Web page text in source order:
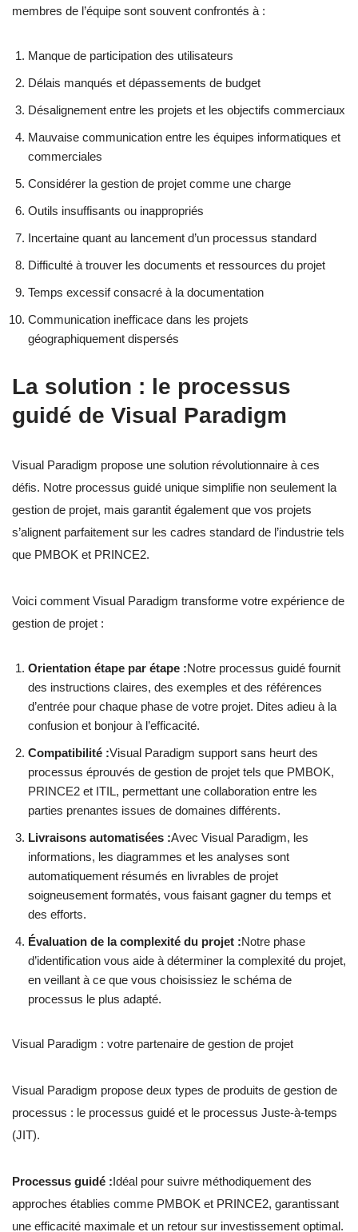
membres de l’équipe sont souvent confrontés à :
Manque de participation des utilisateurs
Délais manqués et dépassements de budget
Désalignement entre les projets et les objectifs commerciaux
Mauvaise communication entre les équipes informatiques et
commerciales
Considérer la gestion de projet comme une charge
Outils insuffisants ou inappropriés
Incertaine quant au lancement d’un processus standard
Difficulté à trouver les documents et ressources du projet
Temps excessif consacré à la documentation
Communication inefficace dans les projets
géographiquement dispersés
La solution : le processus
guidé de Visual Paradigm
Visual Paradigm propose une solution révolutionnaire à ces
défis. Notre processus guidé unique simplifie non seulement la
gestion de projet, mais garantit également que vos projets
s’alignent parfaitement sur les cadres standard de l’industrie tels
que PMBOK et PRINCE2.
Voici comment Visual Paradigm transforme votre expérience de
gestion de projet :
Orientation étape par étape :Notre processus guidé fournit
des instructions claires, des exemples et des références
d’entrée pour chaque phase de votre projet. Dites adieu à la
confusion et bonjour à l’efficacité.
Compatibilité :Visual Paradigm support sans heurt des
processus éprouvés de gestion de projet tels que PMBOK,
PRINCE2 et ITIL, permettant une collaboration entre les
parties prenantes issues de domaines différents.
Livraisons automatisées :Avec Visual Paradigm, les
informations, les diagrammes et les analyses sont
automatiquement résumés en livrables de projet
soigneusement formatés, vous faisant gagner du temps et
des efforts.
Évaluation de la complexité du projet :Notre phase
d’identification vous aide à déterminer la complexité du projet,
en veillant à ce que vous choisissiez le schéma de
processus le plus adapté.
Visual Paradigm : votre partenaire de gestion de projet
Visual Paradigm propose deux types de produits de gestion de
processus : le processus guidé et le processus Juste-à-temps
(JIT).
Processus guidé :Idéal pour suivre méthodiquement des
approches établies comme PMBOK et PRINCE2, garantissant
une efficacité maximale et un retour sur investissement optimal.